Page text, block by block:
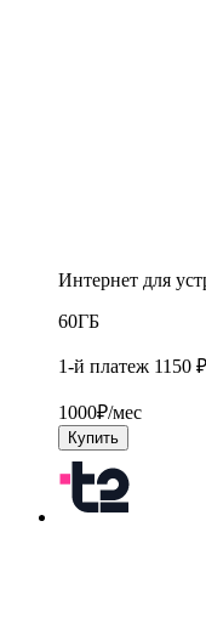
Интернет для
60ГБ
1-й платеж 1150
1000₽/мес
Купить